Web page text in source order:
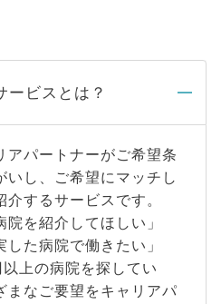
ービスとは？
アパートナーがご希望条
いし、ご希望にマッチし
するサービスです。
院を紹介してほしい」
した病院で働きたい」
以上の病院を探してい
まなご要望をキャリアパ